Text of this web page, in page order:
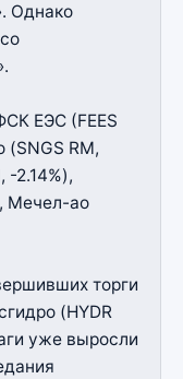
Однако
ЕЭС (FEES
(SNGS RM,
-2.14%),
Мечел-ао
торги
(HYDR
уже выросли